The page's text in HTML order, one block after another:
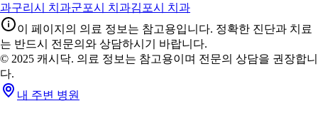
과구리시 치과군포시 치과김포시 치과
이 페이지의 의료 정보는 참고용입니다. 정확한 진단과 치료
는 반드시 전문의와 상담하시기 바랍니다.
© 2025 캐시닥. 의료 정보는 참고용이며 전문의 상담을 권장합니
다.
내 주변 병원